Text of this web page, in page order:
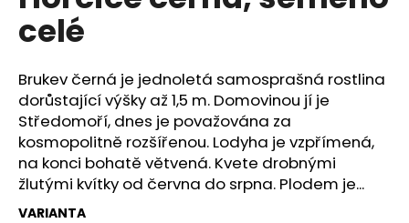
z
hvězdiček.
celé
Brukev černá je jednoletá samosprašná rostlina
dorůstající výšky až 1,5 m. Domovinou jí je
Středomoří, dnes je považována za
kosmopolitně rozšířenou. Lodyha je vzpřímená,
na konci bohatě větvená. Kvete drobnými
žlutými kvítky od června do srpna. Plodem je...
VARIANTA
a
j
í
t
?